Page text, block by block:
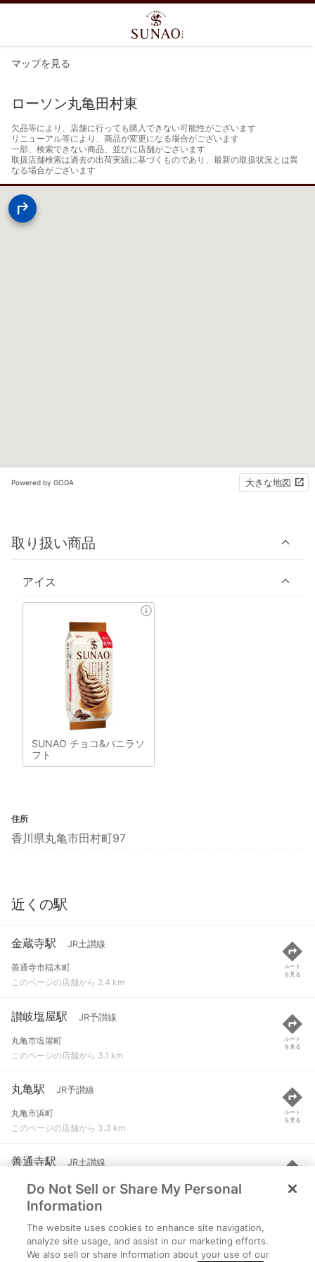
マップを見る
ローソン丸亀田村東
欠品等により、店舗に行っても購入できない可能性がございます
リニューアル等により、商品が変更になる場合がございます
一部、検索できない商品、並びに店舗がございます
取扱店舗検索は過去の出荷実績に基づくものであり、最新の取扱状況とは異
なる場合がございます
Powered by GOGA 大きな地図
取り扱い商品
アイス
SUNAO チョコ&バニラソ
フト
住所
香川県丸亀市田村町97
近くの駅
金蔵寺駅 JR土讃線
善通寺市稲木町
このページの店舗から 2.4 km
ルート
を見る
讃岐塩屋駅 JR予讃線
丸亀市塩屋町
このページの店舗から 3.1 km
ルート
を見る
丸亀駅 JR予讃線
丸亀市浜町
このページの店舗から 3.3 km
ルート
を見る
善通寺駅 JR土讃線
善通寺市文京町１丁目
このページの店舗から 3.7 km
ルート
を見る
多度津駅 JR土讃線 など
仲多度郡多度津町栄町３丁目
Do Not Sell or Share My Personal
Information
The website uses cookies to enhance site navigation,
analyze site usage, and assist in our marketing efforts.
We also sell or share information about your use of our